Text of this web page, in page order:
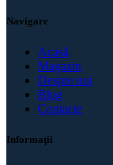
Navigare
Acasă
Magazin
Despre noi
Blog
Contacte
Informaţii